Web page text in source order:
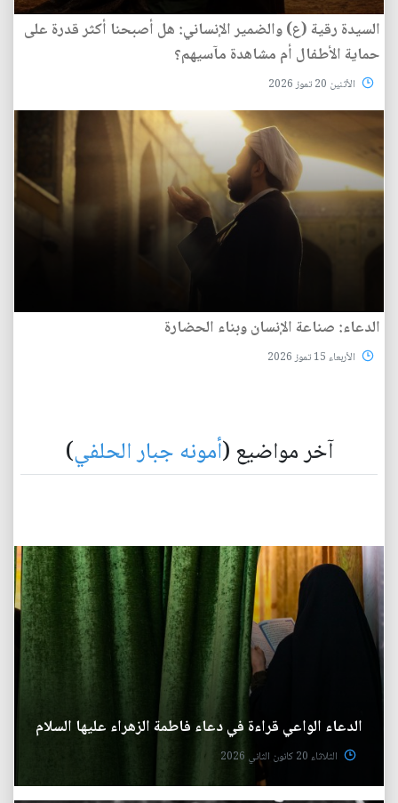
السيدة رقية (ع) والضمير الإنساني: هل أصبحنا أكثر قدرة على
حماية الأطفال أم مشاهدة مآسيهم؟
الأثنين 20 تموز 2026
الدعاء: صناعة الإنسان وبناء الحضارة
الأربعاء 15 تموز 2026
آخر مواضيع (أمونه جبار الحلفي)
الدعاء الواعي قراءة في دعاء فاطمة الزهراء عليها السلام
الثلاثاء 20 كانون الثاني 2026